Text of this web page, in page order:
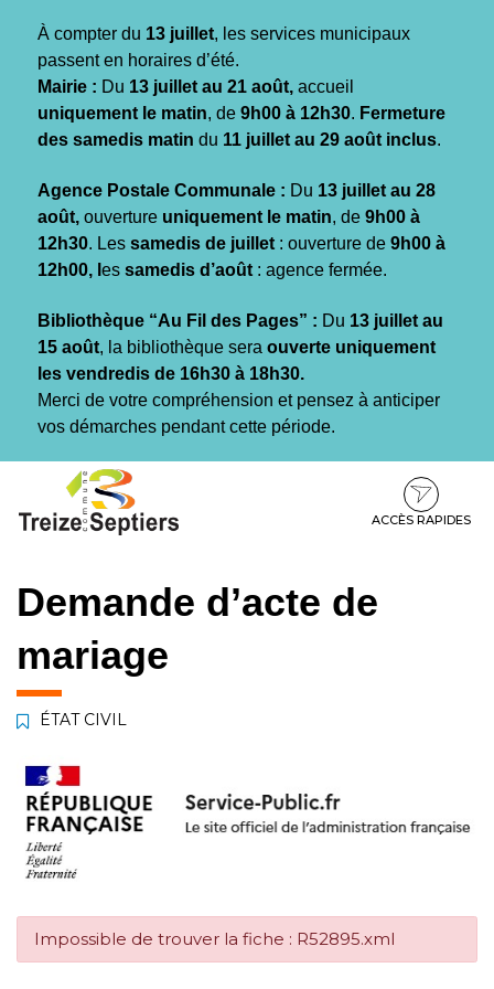
À compter du 13 juillet, les services municipaux
passent en horaires d’été.
Mairie : Du 13 juillet au 21 août, accueil
uniquement le matin, de 9h00 à 12h30. Fermeture
des samedis matin du 11 juillet au 29 août inclus.
Agence Postale Communale : Du 13 juillet au 28
août, ouverture uniquement le matin, de 9h00 à
12h30. Les samedis de juillet : ouverture de 9h00 à
12h00, l es samedis d’août : agence fermée.
Bibliothèque “Au Fil des Pages” : Du 13 juillet au
15 août, la bibliothèque sera ouverte uniquement
les vendredis de 16h30 à 18h30.
Merci de votre compréhension et pensez à anticiper
vos démarches pendant cette période.
contenu
pied
ACCÈS RAPIDES
Demande d’acte de
mariage
ÉTAT CIVIL
Impossible de trouver la fiche : R52895.xml